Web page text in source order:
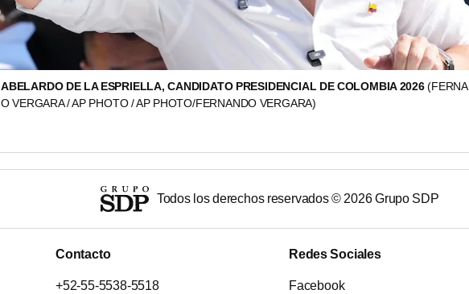
ABELARDO DE LA ESPRIELLA, CANDIDATO PRESIDENCIAL DE COLOMBIA 2026
O VERGARA / AP PHOTO / AP PHOTO/FERNANDO VERGARA)
Todos los derechos reservados © 2026Grupo SDP
Contacto
+52-55-5538-5518
Redes Sociales
Facebook